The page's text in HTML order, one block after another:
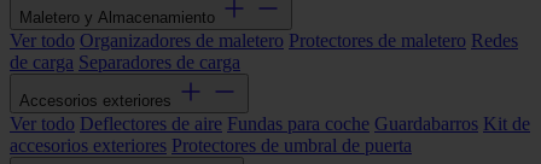
Maletero y Almacenamiento
Ver todo Organizadores de maletero Protectores de maletero Redes
de carga Separadores de carga
Accesorios exteriores
Ver todo Deflectores de aire Fundas para coche Guardabarros Kit de
accesorios exteriores Protectores de umbral de puerta